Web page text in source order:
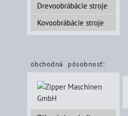
Drevoobrábácie stroje
Kovoobrábácie stroje
obchodná pôsobnosť: